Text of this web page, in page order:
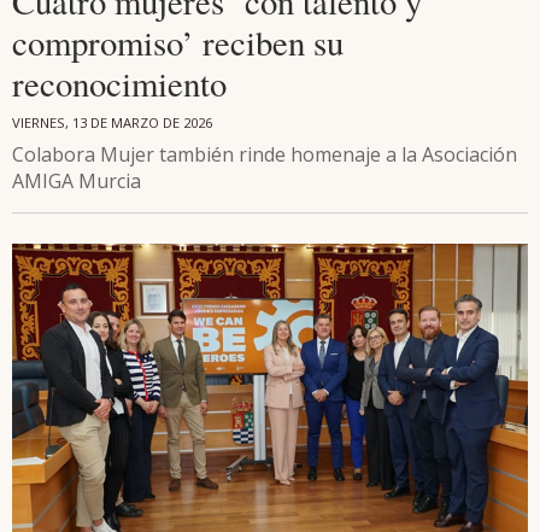
compromiso’ reciben su
reconocimiento
VIERNES, 13 DE MARZO DE 2026
Colabora Mujer también rinde homenaje a la Asociación
AMIGA Murcia